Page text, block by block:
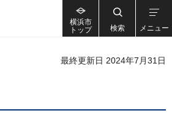
横浜市
トップ
検索 メニュー
最終更新日 2024年7月31日